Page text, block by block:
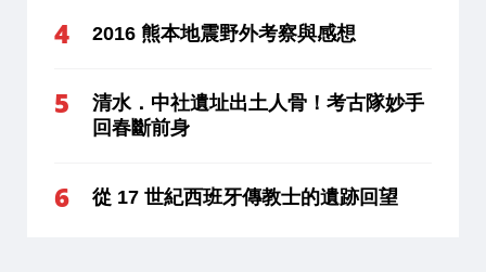
2016 熊本地震野外考察與感想
清水．中社遺址出土人骨！考古隊妙手
回春斷前身
從 17 世紀西班牙傳教士的遺跡回望